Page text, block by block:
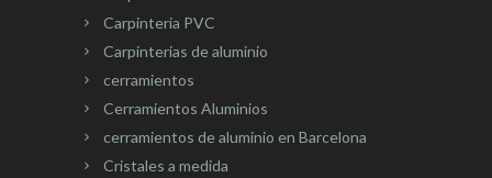
Carpinteria PVC
Carpinterias de aluminio
cerramientos
Cerramientos Aluminios
cerramientos de aluminio en Barcelona
Cristales a medida